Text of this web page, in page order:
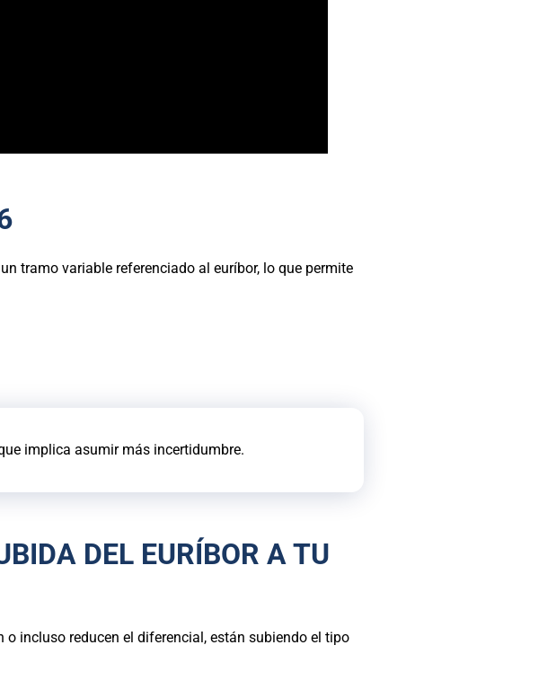
tramo variable referenciado al euríbor, lo que permite
implica asumir más incertidumbre.
DEL EURÍBOR A TU
incluso reducen el diferencial, están subiendo el tipo